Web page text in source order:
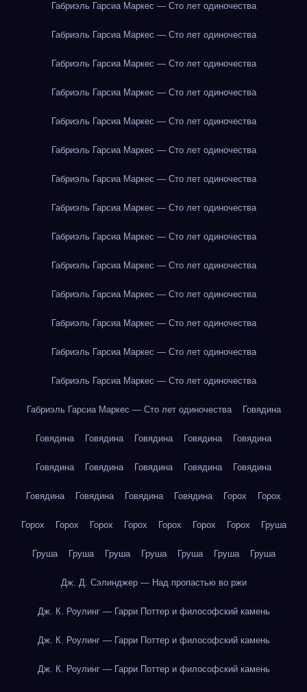
Габриэль Гарсиа Маркес — Сто лет одиночества
Габриэль Гарсиа Маркес — Сто лет одиночества
Габриэль Гарсиа Маркес — Сто лет одиночества
Габриэль Гарсиа Маркес — Сто лет одиночества
Габриэль Гарсиа Маркес — Сто лет одиночества
Габриэль Гарсиа Маркес — Сто лет одиночества
Габриэль Гарсиа Маркес — Сто лет одиночества
Габриэль Гарсиа Маркес — Сто лет одиночества
Габриэль Гарсиа Маркес — Сто лет одиночества
Габриэль Гарсиа Маркес — Сто лет одиночества
Габриэль Гарсиа Маркес — Сто лет одиночества
Габриэль Гарсиа Маркес — Сто лет одиночества
Габриэль Гарсиа Маркес — Сто лет одиночества
Габриэль Гарсиа Маркес — Сто лет одиночества
Габриэль Гарсиа Маркес — Сто лет одиночества Говядина
Говядина Говядина Говядина Говядина Говядина
Говядина Говядина Говядина Говядина Говядина
Говядина Говядина Говядина Говядина Горох Горох
Горох Горох Горох Горох Горох Горох Горох Груша
Груша Груша Груша Груша Груша Груша Груша
Дж. Д. Сэлинджер — Над пропастью во ржи
Дж. К. Роулинг — Гарри Поттер и философский камень
Дж. К. Роулинг — Гарри Поттер и философский камень
Дж. К. Роулинг — Гарри Поттер и философский камень